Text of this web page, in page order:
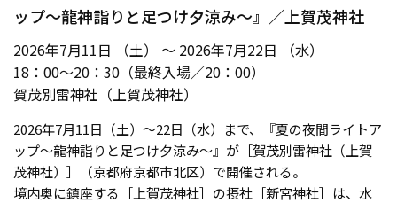
ップ～龍神詣りと足つけ夕涼み～』／上賀茂神社
2026年7月11日 （土） ～ 2026年7月22日 （水）
18：00～20：30（最終入場／20：00）
賀茂別雷神社（上賀茂神社）
2026年7月11日（土）〜22日（水）まで、『夏の夜間ライトア
ップ～龍神詣りと足つけ夕涼み～』が［賀茂別雷神社（上賀
茂神社）］（京都府京都市北区）で開催される。
境内奥に鎮座する［上賀茂神社］の摂社［新宮神社］は、水